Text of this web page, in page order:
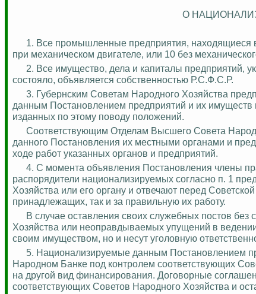
О
1. Все промышленные предприятия,
при механическом двигателе, или 10 без
2. Все имущество, дела и капиталы предприятий,
состояло, объявляется собственностью Р.С.Ф.С.Р.
3. Губернским Советам Народного Хозяйства
данным Постановлением предприятий и их имуществ
изданных по этому поводу положений.
Соответствующим Отделам Высшего Совета
данного Постановления их местными органами и
ходе работ указанных органов и предприятий.
4. С момента объявления Постановления члены
распорядители национализируемых согласно п. 1
Хозяйства или его органу и отвечают перед
принадлежащих, так и за правильную их работу.
В случае оставления своих служебных постов
Хозяйства или неоправдываемых упущений в
своим имуществом, но и несут уголовную
5. Национализируемые данным Постановлением
Народном Банке под контролем соответствующих
на другой вид финансирования. Договорные
соответствующих Советов Народного Хозяйства и